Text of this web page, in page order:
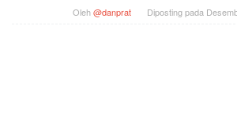
Oleh@danprat Diposting pada